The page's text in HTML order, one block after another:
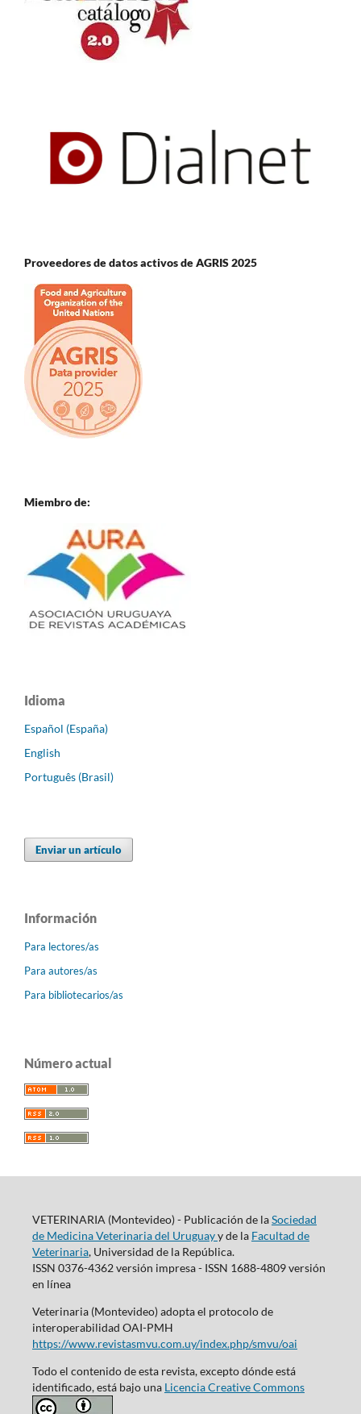
Proveedores de datos activos de AGRIS 2025
Miembro de:
Idioma
Español (España)
English
Português (Brasil)
Enviar un artículo
Información
Para lectores/as
Para autores/as
Para bibliotecarios/as
Número actual
VETERINARIA (Montevideo) - Publicación de laSociedad
de Medicina Veterinaria del Uruguayy de la Facultad de
Veterinaria, Universidad de la República.
ISSN 0376-4362 versión impresa - ISSN 1688-4809 versión
en línea
Veterinaria (Montevideo) adopta el protocolo de
interoperabilidad OAI-PMH
https://www.revistasmvu.com.uy/index.php/smvu/oai
Todo el contenido de esta revista, excepto dónde está
identificado, está bajo una Licencia Creative Commons